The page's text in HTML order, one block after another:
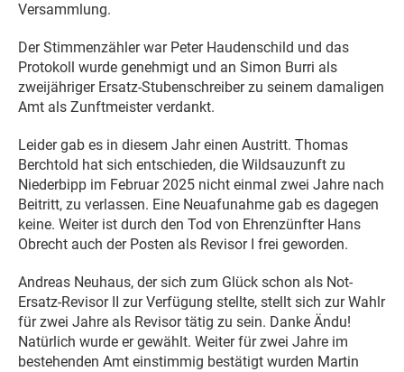
Versammlung.
Der Stimmenzähler war Peter Haudenschild und das
Protokoll wurde genehmigt und an Simon Burri als
zweijähriger Ersatz-Stubenschreiber zu seinem damaligen
Amt als Zunftmeister verdankt.
Leider gab es in diesem Jahr einen Austritt. Thomas
Berchtold hat sich entschieden, die Wildsauzunft zu
Niederbipp im Februar 2025 nicht einmal zwei Jahre nach
Beitritt, zu verlassen. Eine Neuafunahme gab es dagegen
keine. Weiter ist durch den Tod von Ehrenzünfter Hans
Obrecht auch der Posten als Revisor I frei geworden.
Andreas Neuhaus, der sich zum Glück schon als Not-
Ersatz-Revisor II zur Verfügung stellte, stellt sich zur Wahlr
für zwei Jahre als Revisor tätig zu sein. Danke Ändu!
Natürlich wurde er gewählt. Weiter für zwei Jahre im
bestehenden Amt einstimmig bestätigt wurden Martin